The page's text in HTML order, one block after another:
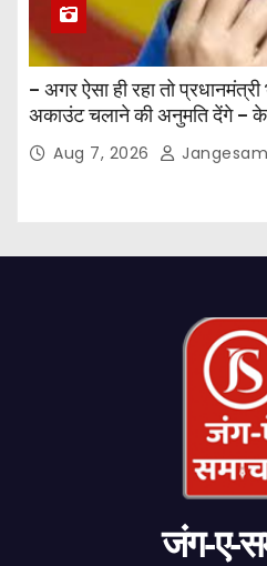
– अगर ऐसा ही रहा तो
अकाउंट चलाने की अनुमति देंगे –
Aug 7, 2026
जंग-ए-